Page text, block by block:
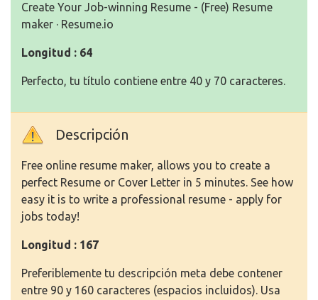
Create Your Job-winning Resume - (Free) Resume
maker · Resume.io
Longitud : 64
Perfecto, tu título contiene entre 40 y 70 caracteres.
Descripción
Free online resume maker, allows you to create a
perfect Resume or Cover Letter in 5 minutes. See how
easy it is to write a professional resume - apply for
jobs today!
Longitud : 167
Preferiblemente tu descripción meta debe contener
entre 90 y 160 caracteres (espacios incluidos). Usa